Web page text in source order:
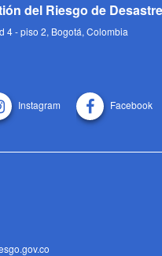
del Riesgo de
4 - piso 2, Bogotá, Colombia
Instagram Facebook